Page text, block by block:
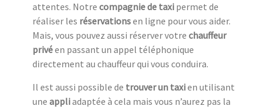
attentes. Notre compagnie de taxi permet de
réaliser les réservationsen ligne pour vous aider.
Mais, vous pouvez aussi réserver votre chauffeur
privéen passant un appel téléphonique
directement au chauffeur qui vous conduira.
Il est aussi possible de trouver un taxien utilisant
une appliadaptée à cela mais vous n’aurez pas la